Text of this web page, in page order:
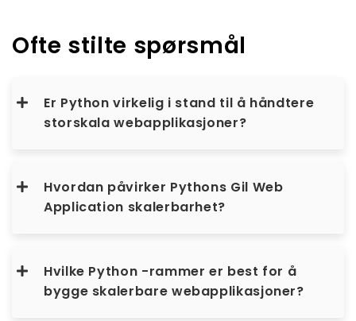
Ofte stilte spørsmål
Er Python virkelig i stand til å håndtere
storskala webapplikasjoner?
Hvordan påvirker Pythons Gil Web
Application skalerbarhet?
Hvilke Python -rammer er best for å
bygge skalerbare webapplikasjoner?